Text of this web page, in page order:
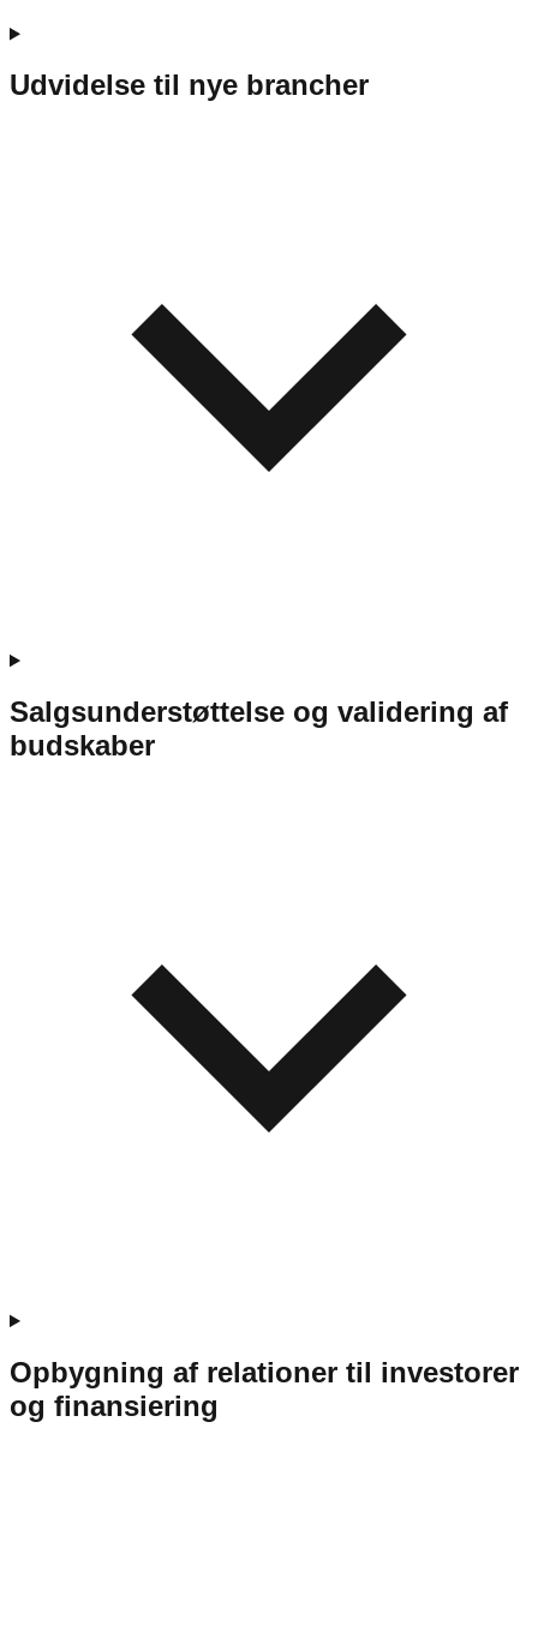
Udvidelse til nye brancher
Salgsunderstøttelse og validering af
budskaber
Opbygning af relationer til investorer
og finansiering